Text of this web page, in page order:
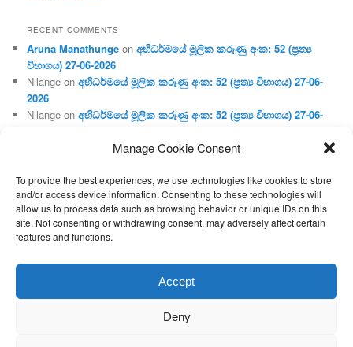
Manage Cookie Consent
To provide the best experiences, we use technologies like cookies to store
and/or access device information. Consenting to these technologies will
allow us to process data such as browsing behavior or unique IDs on this
site. Not consenting or withdrawing consent, may adversely affect certain
features and functions.
Accept
Deny
RECENT COMMENTS
Aruna Manathunge onඅභිධර්මයේ මූලික කරුණු අංක: 52 (ප්‍ර‍ත්‍ය
විභාගය) 27-06-2026
Nilange onඅභිධර්මයේ මූලික කරුණු අංක: 52 (ප්‍ර‍ත්‍ය විභාගය) 27-06-
2026
Nilange onඅභිධර්මයේ මූලික කරුණු අංක: 52 (ප්‍ර‍ත්‍ය විභාගය) 27-06-
Aruna Manathungeonඅභිධර්මයේ මූලික කරුණු අංක: 46 (හෘදය,
Gunaratneonඅභිධර්මයේ මූලික කරුණු අංක: 46 (හෘදය, ජීවිත,
ආහාර රූප) 02-05-2026
Proudly powered by WordPress